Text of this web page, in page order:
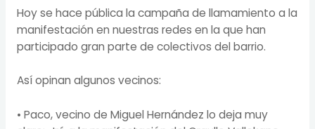
Hoy se hace pública la campaña de llamamiento a la
manifestación en nuestras redes en la que han
participado gran parte de colectivos del barrio.
Así opinan algunos vecinos:
• Paco, vecino de Miguel Hernández lo deja muy